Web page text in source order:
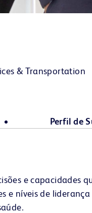
& Transportation
Perfil de
e capacidades
e níveis de